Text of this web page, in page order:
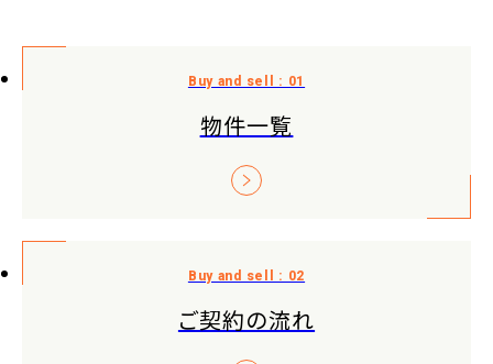
物件一覧
ご契約の流れ